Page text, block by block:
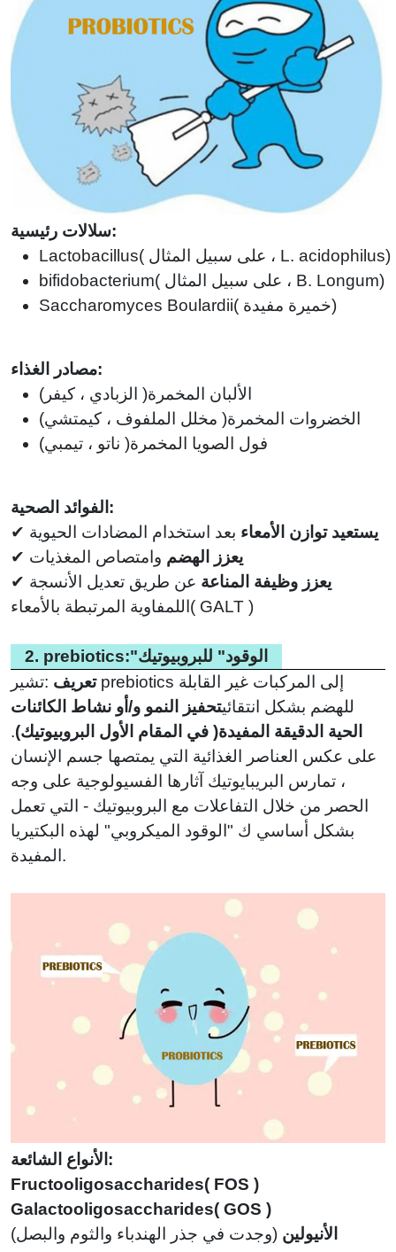
سلالات رئيسية:
Lactobacillus(
على سبيل المثال ، L. acidophilus)
bifidobacterium(
على سبيل المثال ، B. Longum)
Saccharomyces Boulardii( خميرة مفيدة)
مصادر الغذاء:
الألبان المخمرة( الزبادي ، كيفر)
الخضروات المخمرة( مخلل الملفوف ، كيمتشي)
فول الصويا المخمرة( ناتو ، تيمبي)
الفوائد الصحية:
✔
يستعيد توازن الأمعاء بعد استخدام المضادات الحيوية
✔
يعزز الهضم وامتصاص المغذيات
✔
يعزز وظيفة المناعة عن طريق تعديل الأنسجة
اللمفاوية المرتبطة بالأمعاء( GALT )
2. prebiotics:"الوقود" للبروبيوتيك
تعريف :تشير prebiotics إلى المركبات غير القابلة
للهضم بشكل انتقائيتحفيز النمو و/أو نشاط الكائنات
الحية الدقيقة المفيدة( في المقام الأول البروبيوتيك).
على عكس العناصر الغذائية التي يمتصها جسم الإنسان
، تمارس البريبايوتيك آثارها الفسيولوجية على وجه
الحصر من خلال التفاعلات مع البروبيوتيك - التي تعمل
بشكل أساسي ك "الوقود الميكروبي" لهذه البكتيريا
المفيدة.
الأنواع الشائعة:
Fructooligosaccharides( FOS )
Galactooligosaccharides( GOS )
الأنيولين (وجدت في جذر الهندباء والثوم والبصل)